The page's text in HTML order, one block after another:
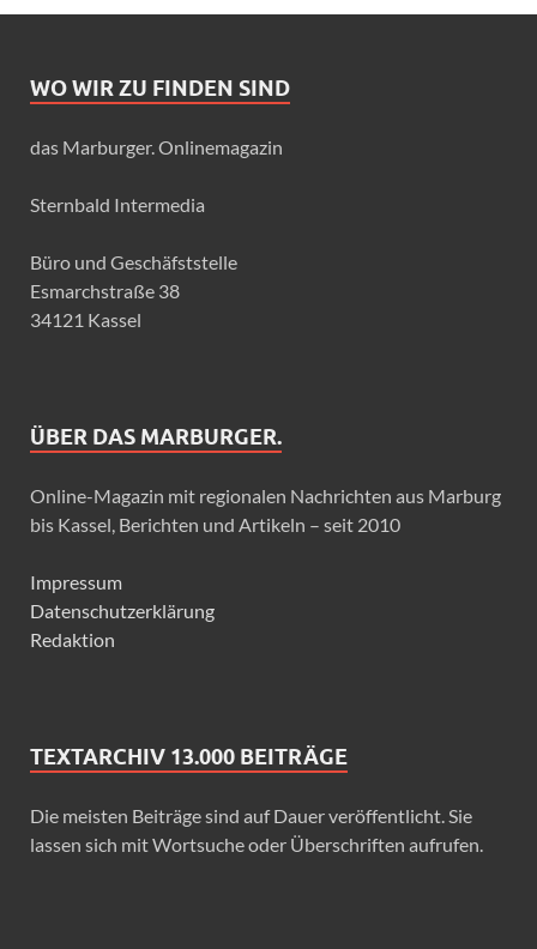
WO WIR ZU FINDEN SIND
das Marburger. Onlinemagazin
Sternbald Intermedia
Büro und Geschäfststelle
Esmarchstraße 38
34121 Kassel
ÜBER DAS MARBURGER.
Online-Magazin mit regionalen Nachrichten aus Marburg
bis Kassel, Berichten und Artikeln – seit 2010
Impressum
Datenschutzerklärung
Redaktion
TEXTARCHIV 13.000 BEITRÄGE
Die meisten Beiträge sind auf Dauer veröffentlicht. Sie
lassen sich mit Wortsuche oder Überschriften aufrufen.